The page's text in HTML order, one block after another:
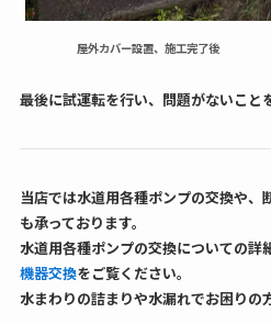
屋外カバー設置、施工完了後
最後に試運転を行い、問題がないこと
当店では水道用各種ポンプの交換や、
も承っております。
水道用各種ポンプの交換についての詳
機器交換をご覧ください。
水まわりの詰まりや水漏れでお困りの